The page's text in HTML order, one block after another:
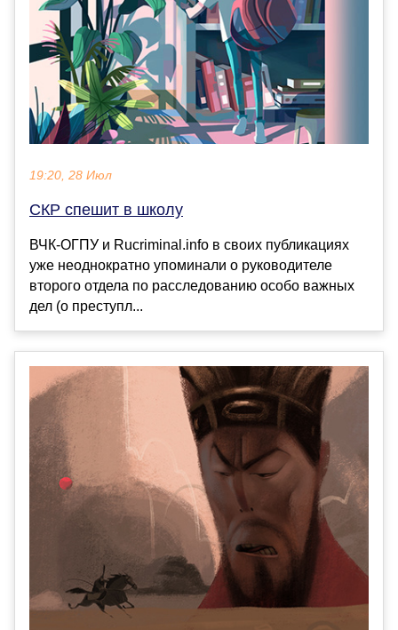
19:20, 28 Июл
СКР спешит в школу
ВЧК-ОГПУ и Rucriminal.info в своих публикациях
уже неоднократно упоминали о руководителе
второго отдела по расследованию особо важных
дел (о преступл...